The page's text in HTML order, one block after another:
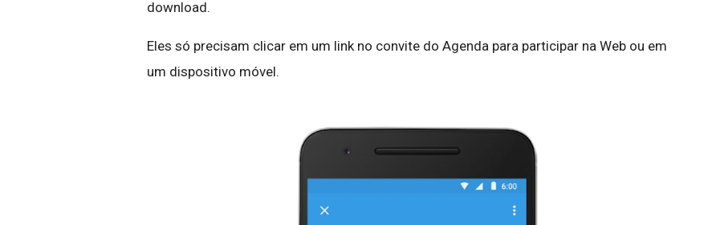
download.
Eles só precisam clicar em um link no convite do Agenda para participar na Web ou em
um dispositivo móvel.